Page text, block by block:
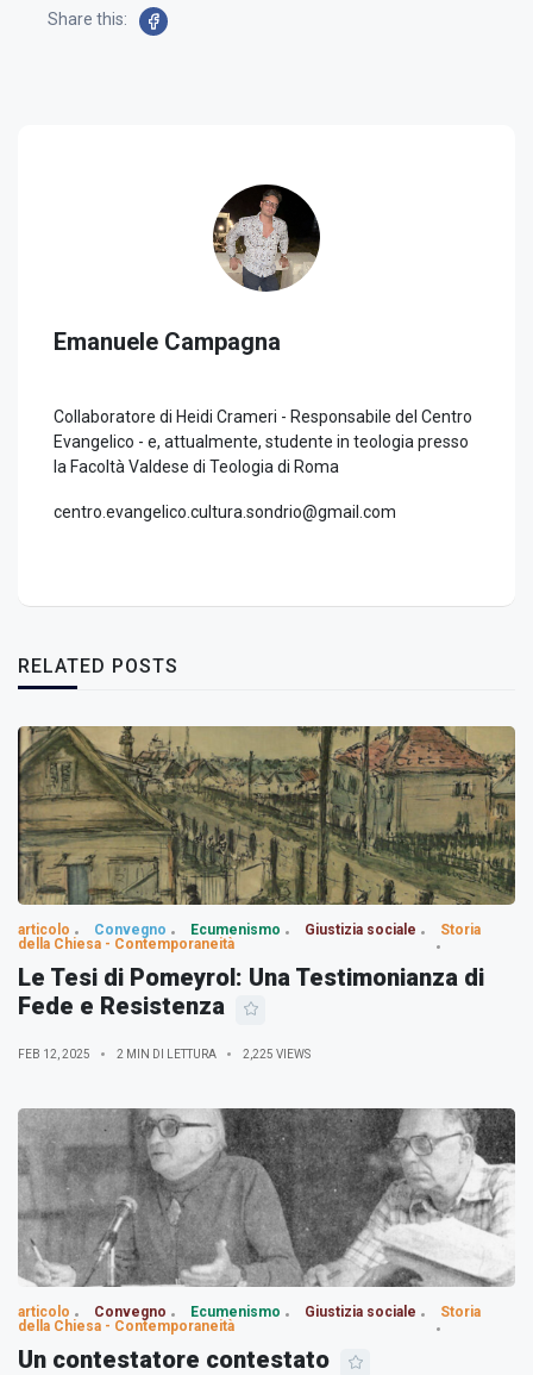
Share this:
Emanuele Campagna
Collaboratore di Heidi Crameri - Responsabile del Centro
Evangelico - e, attualmente, studente in teologia presso
la Facoltà Valdese di Teologia di Roma
centro.evangelico.cultura.sondrio@gmail.com
RELATED POSTS
articolo Convegno Ecumenismo Giustizia sociale
Storia
della Chiesa - Contemporaneità
Le Tesi di Pomeyrol: Una Testimonianza di
Fede e Resistenza
FEB 12, 2025 2 MIN DI LETTURA 2,225 VIEWS
articolo Convegno Ecumenismo Giustizia sociale
Storia
della Chiesa - Contemporaneità
Un contestatore contestato